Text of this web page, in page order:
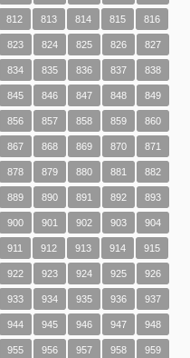
812 813 814 815 816
823 824 825 826 827
834 835 836 837 838
845 846 847 848 849
856 857 858 859 860
867 868 869 870 871
878 879 880 881 882
889 890 891 892 893
900 901 902 903 904
911 912 913 914 915
922 923 924 925 926
933 934 935 936 937
944 945 946 947 948
955 956 957 958 959